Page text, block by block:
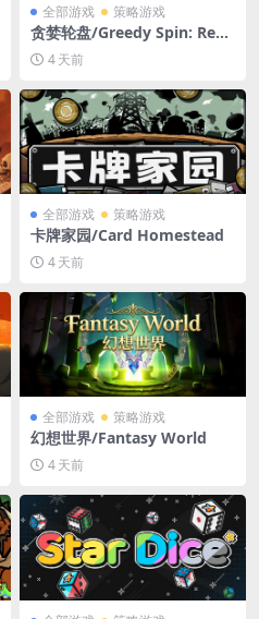
全部游戏 策略游戏
贪婪轮盘/Greedy Spin: Reel
Roguelike
4 天前
全部游戏 策略游戏
卡牌家园/Card Homestead
4 天前
全部游戏 策略游戏
幻想世界/Fantasy World
4 天前